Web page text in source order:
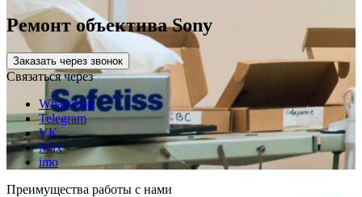
Ремонт объектива Sony
Заказать через звонок
Связаться через
WhatsApp
Telegram
VK
Max
imo
Преимущества работы с нами